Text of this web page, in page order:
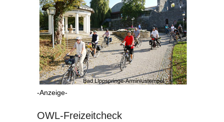
-Anzeige-
OWL-Freizeitcheck